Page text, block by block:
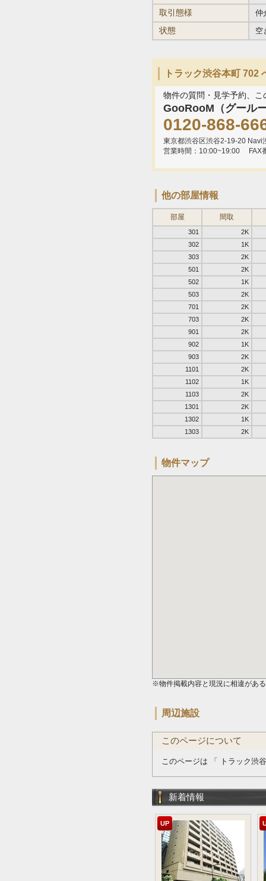
取引態様 仲
状態 空
トラック渋谷本町
物件の質問・見学予約、
GooRooM（グール
0120-868-
東京都渋谷区渋谷2-19-20 Navi
営業時間：10:00~19:00
FAX
他の部屋情報
部屋 間取
301
2K
302
1K
303
2K
501
2K
502
1K
503
2K
701
2K
703
2K
901
2K
902
1K
903
2K
1101
2K
1102
1K
1103
2K
1301
2K
1302
1K
1303
2K
物件マップ
※物件掲載内容と現況に相違があ
周辺施設
このページについて
このページは 「 トラック渋
新着情報
UP